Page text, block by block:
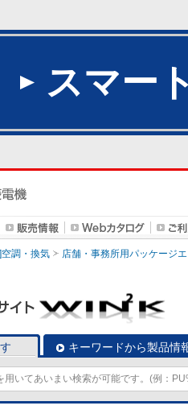
スマー
空調・換気 店舗・事務所用パッケージ
キーワードから製品情